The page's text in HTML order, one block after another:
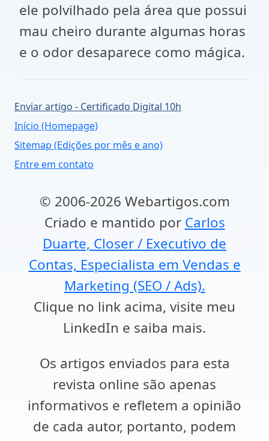
ele polvilhado pela área que possui
mau cheiro durante algumas horas
e o odor desaparece como mágica.
Enviar artigo - Certificado Digital 10h
Início (Homepage)
Sitemap (Edições por mês e ano)
Entre em contato
© 2006-2026 Webartigos.com
Criado e mantido por Carlos
Duarte, Closer / Executivo de
Contas, Especialista em Vendas e
Marketing (SEO / Ads).
Clique no link acima, visite meu
LinkedIn e saiba mais.
Os artigos enviados para esta
revista online são apenas
informativos e refletem a opinião
de cada autor, portanto, podem